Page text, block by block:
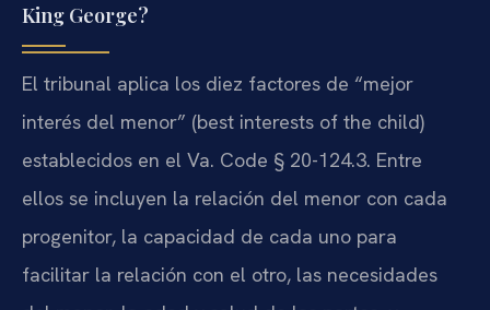
King George?
El tribunal aplica los diez factores de “mejor
interés del menor” (best interests of the child)
establecidos en el Va. Code § 20-124.3. Entre
ellos se incluyen la relación del menor con cada
progenitor, la capacidad de cada uno para
facilitar la relación con el otro, las necesidades